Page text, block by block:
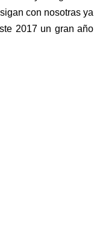
con nosotras ya
2017 un gran año